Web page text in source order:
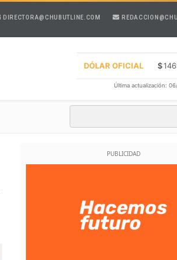
DIRECTORA@CHUBUTLINE.COM
DÓLAR OFICIAL $
Última actualización: